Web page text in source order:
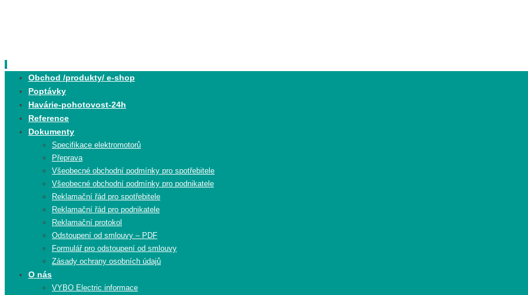
content
Obchod /produkty/ e-shop
Poptávky
Havárie-pohotovost-24h
Reference
Dokumenty
Specifikace elektromotorů
Přeprava
Všeobecné obchodní podmínky pro spotřebitele
Všeobecné obchodní podmínky pro podnikatele
Reklamační řád pro spotřebitele
Reklamační řád pro podnikatele
Reklamační protokol
Odstoupení od smlouvy – PDF
Formulář pro odstoupení od smlouvy
Zásady ochrany osobních údajů
O nás
VYBO Electric informace